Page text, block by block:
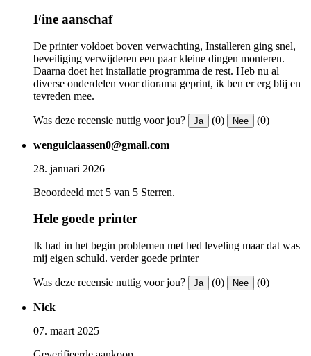
Fine aanschaf
De printer voldoet boven verwachting, Installeren ging snel,
beveiliging verwijderen een paar kleine dingen monteren.
Daarna doet het installatie programma de rest. Heb nu al
diverse onderdelen voor diorama geprint, ik ben er erg blij en
tevreden mee.
Was deze recensie nuttig voor jou? Ja (0) Nee (0)
wenguiclaassen0@gmail.com
28. januari 2026
Beoordeeld met 5 van 5 Sterren.
Hele goede printer
Ik had in het begin problemen met bed leveling maar dat was
mij eigen schuld. verder goede printer
Was deze recensie nuttig voor jou? Ja (0) Nee (0)
Nick
07. maart 2025